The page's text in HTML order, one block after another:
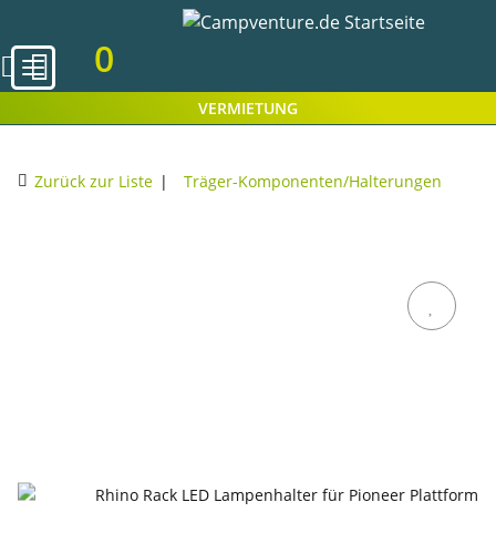
0
VERMIETUNG
Zurück zur Liste Träger-Komponenten/Halterungen